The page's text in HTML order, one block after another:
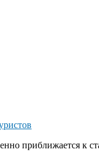
приближается к